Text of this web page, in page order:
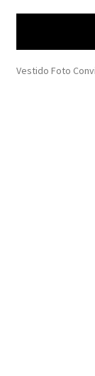
Vestido Foto